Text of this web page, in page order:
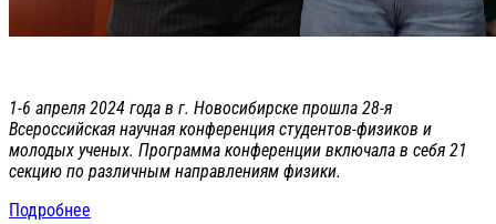
1-6 апреля 2024 года в г. Новосибирске прошла 28-я
Всероссийская научная конференция студентов-физиков и
молодых ученых. Программа конференции включала в себя 21
секцию по различным направлениям физики.
Подробнее